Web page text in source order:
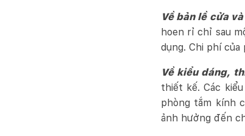
Về bản lề cửa
hoen rỉ chỉ sau
dụng. Chi phí
Về kiểu dáng,
thiết kế. Các
phòng tắm kính
ảnh hưởng đến